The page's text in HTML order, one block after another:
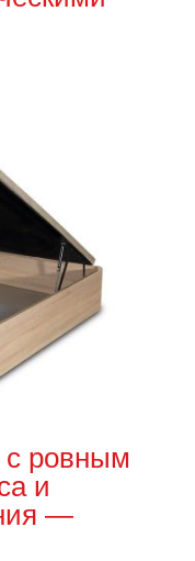
с ровным
и
—